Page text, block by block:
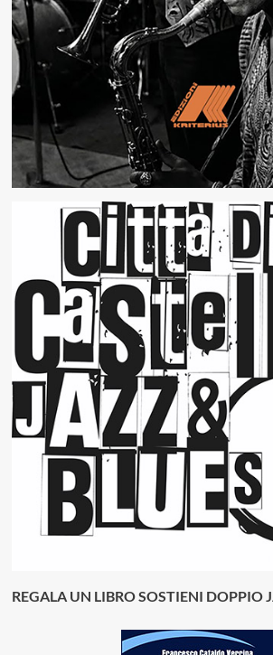
REGALA UN LIBRO SOSTIENI DOPPIO